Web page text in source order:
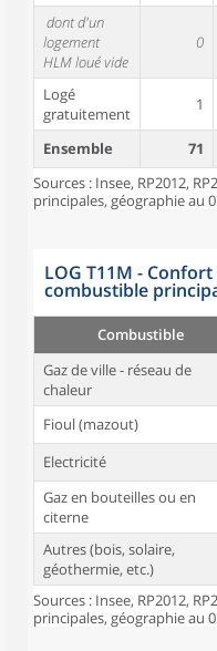
dont d'un
logement
HLM loué vide
0
Logé
gratuitement
1
Ensemble 71
Sources : Insee, RP2012,
principales, géographie au
LOG T11M -
combustible
Combustible
Gaz de ville - réseau de
chaleur
Fioul (mazout)
Electricité
Gaz en bouteilles ou en
citerne
Autres (bois, solaire,
géothermie, etc.)
Sources : Insee, RP2012,
principales, géographie au